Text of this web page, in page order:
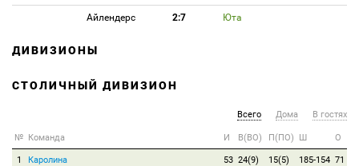
Айлендерс 2:7 Юта
ДИВИЗИОНЫ
СТОЛИЧНЫЙ ДИВИЗИОН
Всего Дома В гостях
№ Команда И В(ВО) П(ПО) Ш О
1 Каролина 53 24(9) 15(5) 185-154 71